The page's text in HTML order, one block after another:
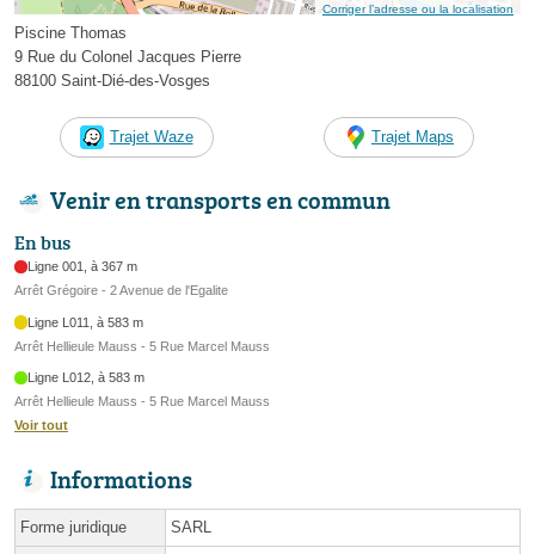
Corriger l’adresse ou la localisation
Piscine Thomas
9 Rue du Colonel Jacques Pierre
88100 Saint-Dié-des-Vosges
Trajet Waze Trajet Maps
Venir en transports en commun
En bus
Ligne 001, à 367 m
Arrêt Grégoire - 2 Avenue de l'Egalite
Ligne L011, à 583 m
Arrêt Hellieule Mauss - 5 Rue Marcel Mauss
Ligne L012, à 583 m
Arrêt Hellieule Mauss - 5 Rue Marcel Mauss
Voir tout
Informations
Forme juridique SARL